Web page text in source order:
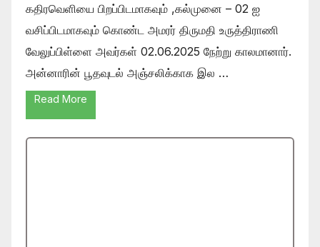
கதிரவெளியை பிறப்பிடமாகவும் ,கல்முனை – 02 ஐ
வசிப்பிடமாகவும் கொண்ட அமரர் திருமதி உருத்திராணி
வேலுப்பிள்ளை அவர்கள் 02.06.2025 நேற்று காலமானார்.
அன்னாரின் பூதவுடல் அஞ்சலிக்காக இல …
Read More